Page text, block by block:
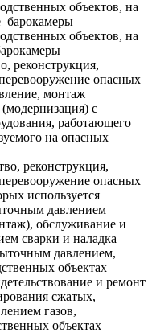
объектов, на
барокамеры
объектов, на
реконструкция,
опасных
монтаж
с
работающего
на опасных
реконструкция,
опасных
используется
давлением
обслуживание и
сварки и наладка
давлением,
объектах
и ремонт
сжатых,
газов,
объектах